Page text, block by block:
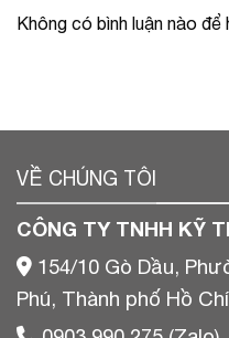
Không có bình luận nào để
VỀ CHÚNG TÔI
CÔNG TY TNHH KỸ
154/10 Gò Dầu,
Phú, Thành phố Hồ